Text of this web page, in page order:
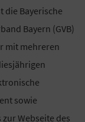
die Bayerische
Bayern (GVB)
mit mehreren
sowie
zurWebseite des